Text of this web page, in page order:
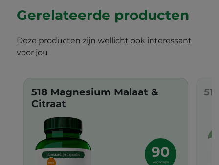
Gerelateerde producten
Deze producten zijn wellicht ook interessant
voor jou
518 Magnesium Malaat &
Citraat
90
vegacaps